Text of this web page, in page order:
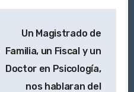
Un Magistrado de
Familia, un Fiscal y un
Doctor en Psicología,
nos hablaran del